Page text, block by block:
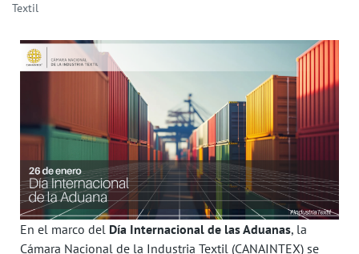
Textil
En el marco del Día Internacional de las Aduanas, la
Cámara Nacional de la Industria Textil (CANAINTEX) se